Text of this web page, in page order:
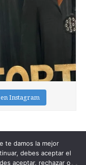
Instagram
te damos la mejor
debes aceptar el
aceptar, rechazar o